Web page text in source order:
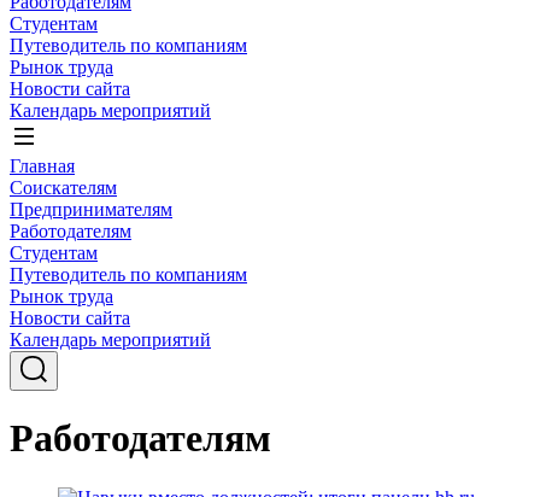
Студентам
Путеводитель по компаниям
Рынок труда
Новости сайта
Календарь мероприятий
Главная
Соискателям
Предпринимателям
Работодателям
Студентам
Путеводитель по компаниям
Рынок труда
Новости сайта
Календарь мероприятий
Работодателям